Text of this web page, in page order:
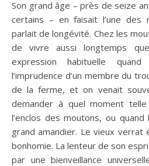
Son grand âge – près de seize
certains – en faisait l’une des
parlait de longévité. Chez les
de vivre aussi longtemps
expression habituelle
l’imprudence d’un membre du
de la ferme, et on venait
demander à quel moment
l’enclos des moutons, ou
grand amandier. Le vieux verrat
bonhomie. La lenteur de son
par une bienveillance